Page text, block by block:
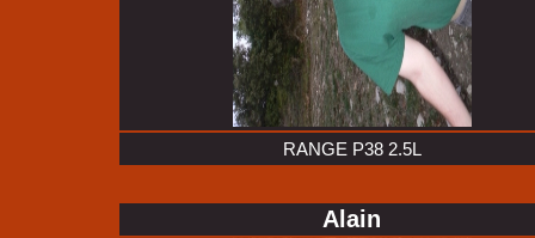
RANGE P38 2.5L
Alain